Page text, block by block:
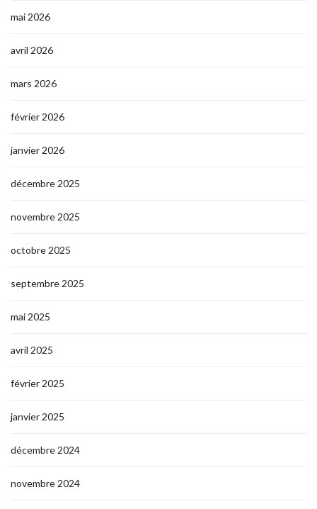
mai 2026
avril 2026
mars 2026
février 2026
janvier 2026
décembre 2025
novembre 2025
octobre 2025
septembre 2025
mai 2025
avril 2025
février 2025
janvier 2025
décembre 2024
novembre 2024